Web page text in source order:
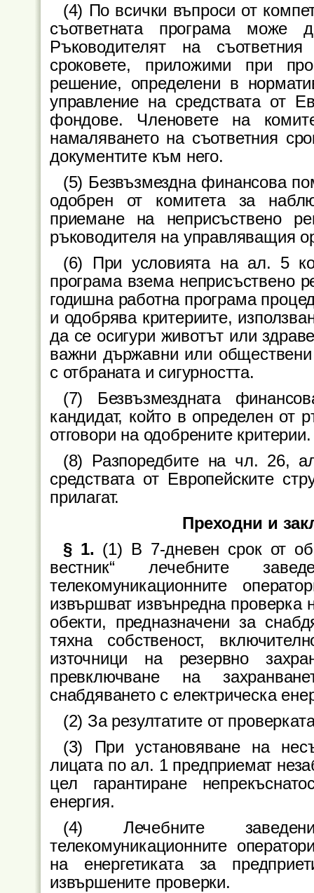
(4) По всички въпроси от
съответната програма може
Ръководителят на
сроковете, приложими при
решение, определени в
управление на средствата от
фондове. Членовете на
намаляването на съответния
документите към него.
(5) Безвъзмездна финансова
одобрен от комитета за
приемане на неприсъствено
ръководителя на управляващия
(6) При условията на ал. 5
програма взема неприсъствено
годишна работна програма
и одобрява критериите,
да се осигури животът или
важни държавни или обществени
с отбраната и сигурността.
(7) Безвъзмездната
кандидат, който в определен от
отговори на одобрените критерии.
(8) Разпоредбите на чл. 26,
средствата от Европейските
прилагат.
Преходни и
§ 1. (1) В 7-дневен срок от
вестник“ лечебните
телекомуникационните
извършват извънредна проверка
обекти, предназначени за
тяхна собственост,
източници на резервно
превключване на
снабдяването с електрическа
(2) За резултатите от
(3) При установяване на
лицата по ал. 1 предприемат
цел гарантиране
енергия.
(4) Лечебните
телекомуникационните
на енергетиката за
извършените проверки.